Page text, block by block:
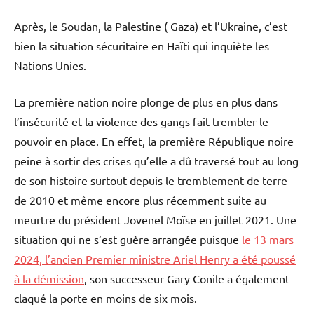
Après, le Soudan, la Palestine ( Gaza) et l’Ukraine, c’est
bien la situation sécuritaire en Haïti qui inquiète les
Nations Unies.
La première nation noire plonge de plus en plus dans
l’insécurité et la violence des gangs fait trembler le
pouvoir en place. En effet, la première République noire
peine à sortir des crises qu’elle a dû traversé tout au long
de son histoire surtout depuis le tremblement de terre
de 2010 et même encore plus récemment suite au
meurtre du président Jovenel Moïse en juillet 2021. Une
situation qui ne s’est guère arrangée puisque le 13 mars
2024, l’ancien Premier ministre Ariel Henry a été poussé
à la démission , son successeur Gary Conile a également
claqué la porte en moins de six mois.